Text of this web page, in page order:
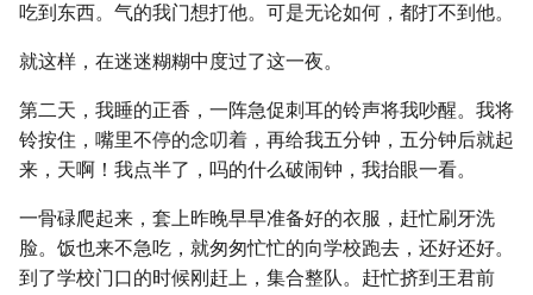
吃到东西。气的我门想打他。可是无论如何，都打不到他。
就这样，在迷迷糊糊中度过了这一夜。
第二天，我睡的正香，一阵急促刺耳的铃声将我吵醒。我将
铃按住，嘴里不停的念叨着，再给我五分钟，五分钟后就起
来，天啊！我点半了，吗的什么破闹钟，我抬眼一看。
一骨碌爬起来，套上昨晚早早准备好的衣服，赶忙刷牙洗
脸。饭也来不急吃，就匆匆忙忙的向学校跑去，还好还好。
到了学校门口的时候刚赶上，集合整队。赶忙挤到王君前